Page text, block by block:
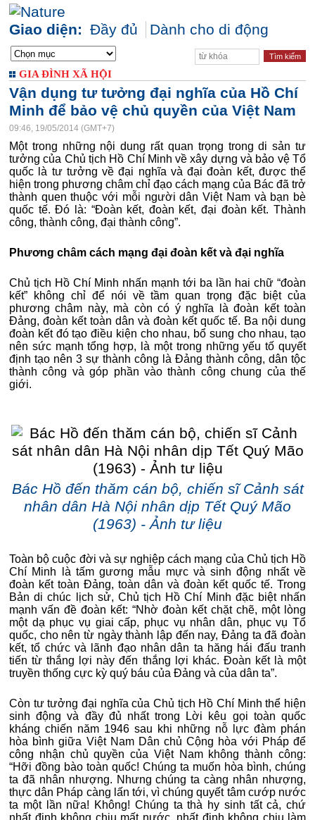
Giao diện: Đầy đủ Dành cho di động
GIA ĐÌNH XÃ HỘI
Vận dụng tư tưởng đại nghĩa của Hồ Chí
Minh để bảo vệ chủ quyền của Việt Nam
09:46, 19/05/2014 (GMT+7)
Một trong những nội dung rất quan trọng trong di sản tư
tưởng của Chủ tịch Hồ Chí Minh về xây dựng và bảo vệ Tổ
quốc là tư tưởng về đại nghĩa và đại đoàn kết, được thể
hiện trong phương châm chỉ đạo cách mạng của Bác đã trở
thành quen thuộc với mỗi người dân Việt Nam và bạn bè
quốc tế. Đó là: “Đoàn kết, đoàn kết, đại đoàn kết. Thành
công, thành công, đại thành công”.
Phương châm cách mạng đại đoàn kết và đại nghĩa
Chủ tịch Hồ Chí Minh nhấn mạnh tới ba lần hai chữ “đoàn
kết” không chỉ để nói về tầm quan trọng đặc biệt của
phương châm này, mà còn có ý nghĩa là đoàn kết toàn
Đảng, đoàn kết toàn dân và đoàn kết quốc tế. Ba nội dung
đoàn kết đó tạo điều kiện cho nhau, bổ sung cho nhau, tạo
nên sức mạnh tổng hợp, là một trong những yếu tố quyết
định tạo nên 3 sự thành công là Đảng thành công, dân tộc
thành công và góp phần vào thành công chung của thế
giới.
Bác Hồ đến thăm cán bộ, chiến sĩ Cảnh sát
nhân dân Hà Nội nhân dịp Tết Quý Mão
(1963) - Ảnh tư liệu
Toàn bộ cuộc đời và sự nghiệp cách mạng của Chủ tịch Hồ
Chí Minh là tấm gương mẫu mực và sinh động nhất về
đoàn kết toàn Đảng, toàn dân và đoàn kết quốc tế. Trong
Bản di chúc lịch sử, Chủ tịch Hồ Chí Minh đặc biệt nhấn
mạnh vấn đề đoàn kết: “Nhờ đoàn kết chặt chẽ, một lòng
một dạ phục vụ giai cấp, phục vụ nhân dân, phục vụ Tổ
quốc, cho nên từ ngày thành lập đến nay, Đảng ta đã đoàn
kết, tổ chức và lãnh đạo nhân dân ta hăng hái đấu tranh
tiến từ thắng lợi này đến thắng lợi khác. Đoàn kết là một
truyền thống cực kỳ quý báu của Đảng và của dân ta”.
Còn tư tưởng đại nghĩa của Chủ tịch Hồ Chí Minh thể hiện
sinh động và đầy đủ nhất trong Lời kêu gọi toàn quốc
kháng chiến năm 1946 sau khi những nỗ lực đàm phán
hòa bình giữa Việt Nam Dân chủ Cộng hòa với Pháp để
công nhận chủ quyền của Việt Nam không thành công:
“Hỡi đồng bào toàn quốc! Chúng ta muốn hòa bình, chúng
ta đã nhân nhượng. Nhưng chúng ta càng nhân nhượng,
thực dân Pháp càng lấn tới, vì chúng quyết tâm cướp nước
ta một lần nữa! Không! Chúng ta thà hy sinh tất cả, chứ
nhất định không chịu mất nước, nhất định không chịu làm